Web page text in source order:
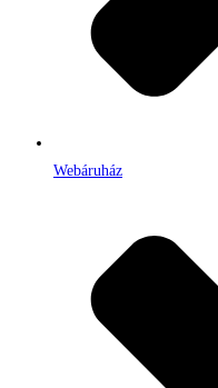
Webáruház